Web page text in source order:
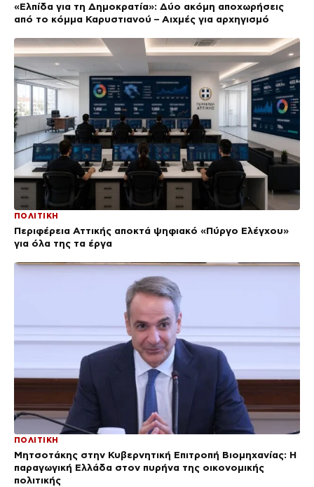
«Ελπίδα για τη Δημοκρατία»: Δύο ακόμη αποχωρήσεις
από το κόμμα Καρυστιανού – Αιχμές για αρχηγισμό
ΠΟΛΙΤΙΚΗ
Περιφέρεια Αττικής αποκτά ψηφιακό «Πύργο Ελέγχου»
για όλα της τα έργα
ΠΟΛΙΤΙΚΗ
Μητσοτάκης στην Κυβερνητική Επιτροπή Βιομηχανίας: Η
παραγωγική Ελλάδα στον πυρήνα της οικονομικής
πολιτικής